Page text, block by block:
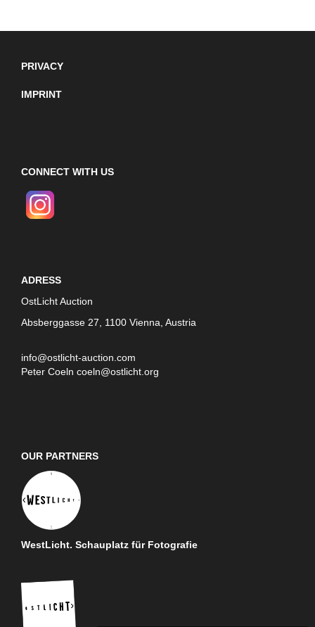
PRIVACY
IMPRINT
CONNECT WITH US
ADRESS
OstLicht Auction
Absberggasse 27, 1100 Vienna, Austria
info@ostlicht-auction.com
Peter Coeln coeln@ostlicht.org
OUR PARTNERS
WestLicht. Schauplatz für Fotografie